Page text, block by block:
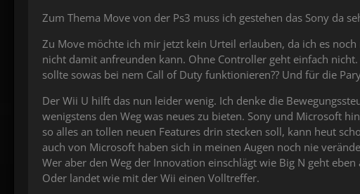
Zum Thema Move von der Ps3 muss ich gestehen das Sony da
Zu Move möchte ich mir jetzt kein Urteil erlauben, da ich es
nicht damit anfreunden kann. Ohne Controller geht einfach
sollte sowas bei nem Call of Duty funktionieren?? Und für die
Der Wii U hilft das nun leider wenig. Ich denke die
wenigstens den Weg was neues zu bieten. Sony und Microsoft
so alles an tollen neuen Features drin stecken soll, kann heut
auch von Microsoft haben sich in meinen Augen noch nie
Wer aber den Weg der Innovation einschlägt wie Big N geht
Oder landet wie mit der Wii einen Volltreffer.